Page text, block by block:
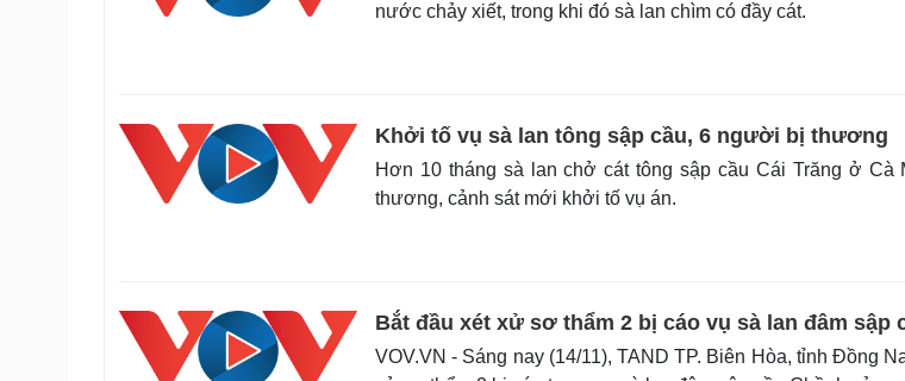
nước chảy xiết, trong khi đó sà lan chìm có đầy cát.
Khởi tố vụ sà lan tông sập cầu, 6 người bị thương
Hơn 10 tháng sà lan chở cát tông sập cầu Cái Trăng ở Cà
thương, cảnh sát mới khởi tố vụ án.
Bắt đầu xét xử sơ thẩm 2 bị cáo vụ sà lan đâm sập
VOV.VN - Sáng nay (14/11), TAND TP. Biên Hòa, tỉnh Đồng